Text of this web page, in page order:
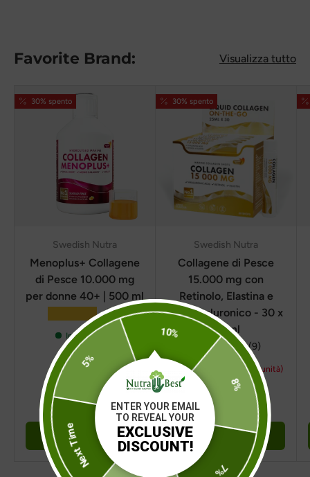
Favorite Brand: Visualizza tutto
30% spento
Swedish Nutra
Menoplus+ Collagene
di Pesce 10.000 mg
per donne 40+ | 500 ml
★★★★★ (16)
In magazzino
€21,66 €30,95
+ Carrello
30% spento
Swedish Nutra
Collagene di Pesce
15.000 mg con
Retinolo, Elastina e
Acido Ialuronico - 30 x
25 ml
★★★★★ (9)
Stock molto basso (1 unità)
€53,16 €75,95
+ Carrello
10%
8%
7%
Next Time
5%
ENTER YOUR EMAIL
TO REVEAL YOUR
EXCLUSIVE
DISCOUNT!